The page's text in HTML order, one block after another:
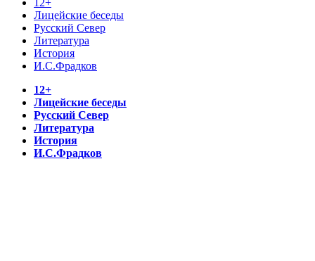
12+
Лицейские беседы
Русский Север
Литература
История
И.С.Фрадков
12+
Лицейские беседы
Русский Север
Литература
История
И.С.Фрадков